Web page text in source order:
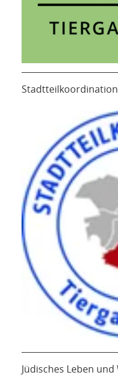
Jüdisches Leben